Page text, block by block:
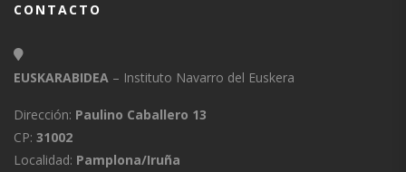
CONTACTO
EUSKARABIDEA – Instituto Navarro del Euskera
Dirección: Paulino Caballero 13
CP: 31002
Localidad: Pamplona/Iruña